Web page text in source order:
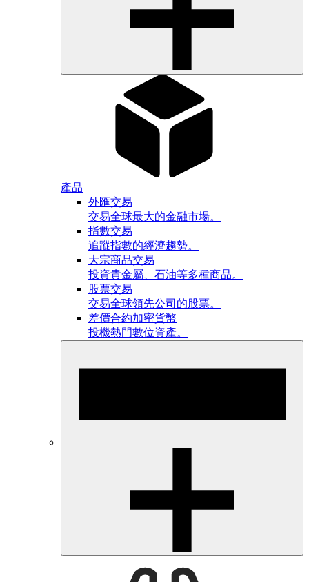
產品
外匯交易
交易全球最大的金融市場。
指數交易
追蹤指數的經濟趨勢。
大宗商品交易
投資貴金屬、石油等多種商品。
股票交易
交易全球領先公司的股票。
差價合約加密貨幣
投機熱門數位資產。